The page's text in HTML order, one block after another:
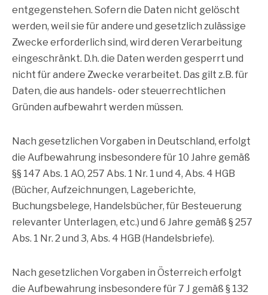
entgegenstehen. Sofern die Daten nicht gelöscht
werden, weil sie für andere und gesetzlich zulässige
Zwecke erforderlich sind, wird deren Verarbeitung
eingeschränkt. D.h. die Daten werden gesperrt und
nicht für andere Zwecke verarbeitet. Das gilt z.B. für
Daten, die aus handels- oder steuerrechtlichen
Gründen aufbewahrt werden müssen.
Nach gesetzlichen Vorgaben in Deutschland, erfolgt
die Aufbewahrung insbesondere für 10 Jahre gemäß
§§ 147 Abs. 1 AO, 257 Abs. 1 Nr. 1 und 4, Abs. 4 HGB
(Bücher, Aufzeichnungen, Lageberichte,
Buchungsbelege, Handelsbücher, für Besteuerung
relevanter Unterlagen, etc.) und 6 Jahre gemäß § 257
Abs. 1 Nr. 2 und 3, Abs. 4 HGB (Handelsbriefe).
Nach gesetzlichen Vorgaben in Österreich erfolgt
die Aufbewahrung insbesondere für 7 J gemäß § 132